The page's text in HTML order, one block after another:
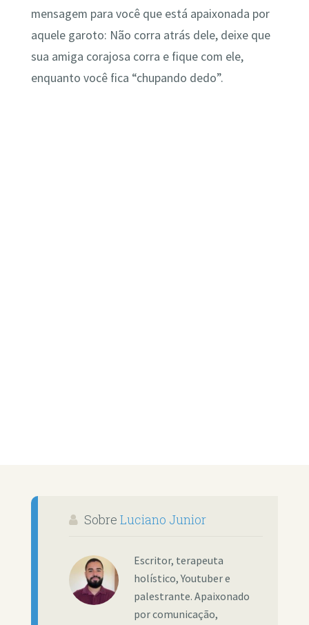
mensagem para você que está apaixonada por
aquele garoto: Não corra atrás dele, deixe que
sua amiga corajosa corra e fique com ele,
enquanto você fica “chupando dedo”.
Sobre Luciano Junior
Escritor, terapeuta
holístico, Youtuber e
palestrante. Apaixonado
por comunicação,